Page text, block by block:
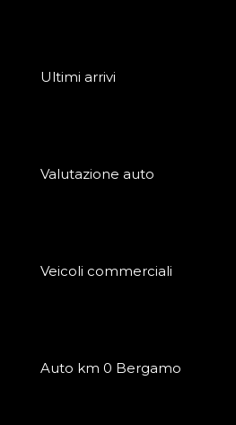
Ultimi arrivi
Valutazione auto
Veicoli commerciali
Auto km 0 Bergamo